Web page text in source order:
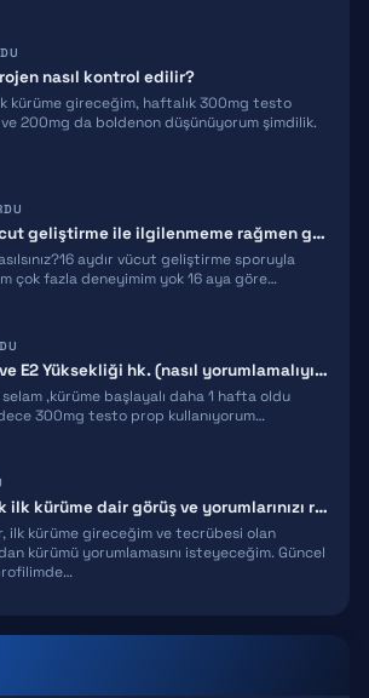
nasıl kontrol edilir?
kürüme gireceğim, haftalık 300mg testo
200mg da boldenon düşünüyorum şimdilik.
1 yıldır vücut geliştirme ile ilgilenmeme rağmen gelişimim yeterli gel…
aydır vücut geliştirme sporuyla
çok fazla deneyimim yok 16 aya göre…
Prolaktin ve E2 Yüksekliği hk. (nasıl yorumlamalıyım)
,kürüme başlayalı daha 1 hafta oldu
300mg testo prop kullanıyorum…
18 haftalık ilk kürüme dair görüş ve yorumlarınızı rica ediyorum!
ilk kürüme gireceğim ve tecrübesi olan
kürümü yorumlamasını isteyeceğim. Güncel